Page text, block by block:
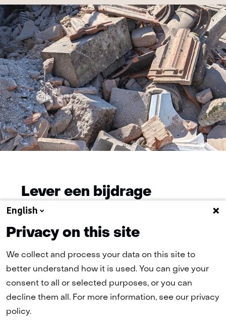
venster)
(verwijst
naar
een
andere
website)
Lever een bijdrage
Wij nodigen experts in de academische
wereld en het bedrijfsleven uit om een
bijdrage te leveren aan dit onderzoek. Het
NMO staat open voor alle inzichten, ideeën
en feedback. Vul hetcontactformulierin of
mail direct naar
info@nederlandsmaterialenobservatorium.nl
English
Privacy on this site
We collect and process your data on this site to
better understand how it is used. You can give your
consent to all or selected purposes, or you can
decline them all. For more information, see our privacy
policy.